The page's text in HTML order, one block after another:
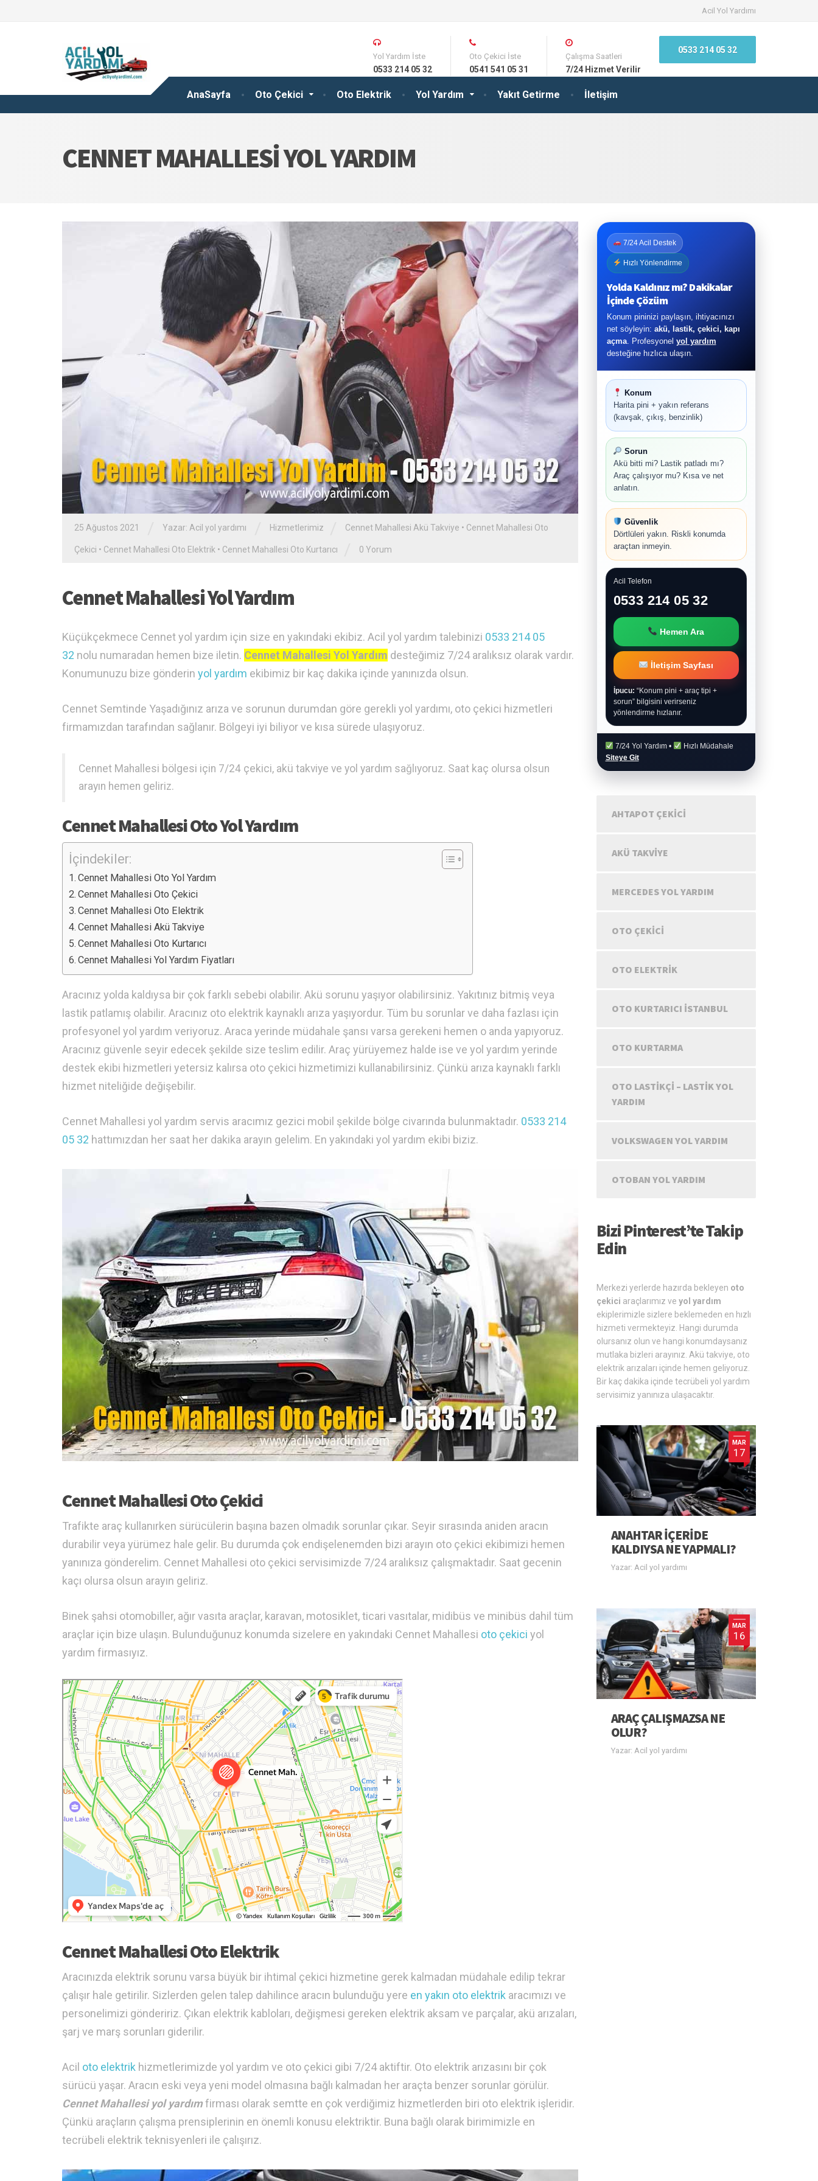
Acil Yol Yardımı
AnaSayfa Oto Çekici Oto Elektrik Yol Yardım Yakıt Getirme İletişim
Yol Yardım İste
0533 214 05 32
Oto Çekici İste
0541 541 05 31
Çalışma Saatleri
7/24 Hizmet Verilir
0533 214 05 32
CENNET MAHALLESI YOL YARDIM
25 Ağustos 2021 Yazar: Acil yol yardımı Hizmetlerimiz Cennet Mahallesi Akü Takviye • Cennet Mahallesi Oto
Çekici • Cennet Mahallesi Oto Elektrik • Cennet Mahallesi Oto Kurtarıcı 0 Yorum
Cennet Mahallesi Yol Yardım
Küçükçekmece Cennet yol yardım için size en yakındaki ekibiz. Acil yol yardım talebinizi 0533 214 05
32 nolu numaradan hemen bize iletin. Cennet Mahallesi Yol Yardım desteğimiz 7/24 aralıksız olarak vardır.
Konumunuzu bize gönderin yol yardım ekibimiz bir kaç dakika içinde yanınızda olsun.
Cennet Semtinde Yaşadığınız arıza ve sorunun durumdan göre gerekli yol yardımı, oto çekici hizmetleri
firmamızdan tarafından sağlanır. Bölgeyi iyi biliyor ve kısa sürede ulaşıyoruz.
Cennet Mahallesi bölgesi için 7/24 çekici, akü takviye ve yol yardım sağlıyoruz. Saat kaç olursa olsun
arayın hemen geliriz.
Cennet Mahallesi Oto Yol Yardım
İçindekiler:
Cennet Mahallesi Oto Yol Yardım
Cennet Mahallesi Oto Çekici
Cennet Mahallesi Oto Elektrik
Cennet Mahallesi Akü Takviye
Cennet Mahallesi Oto Kurtarıcı
Cennet Mahallesi Yol Yardım Fiyatları
Aracınız yolda kaldıysa bir çok farklı sebebi olabilir. Akü sorunu yaşıyor olabilirsiniz. Yakıtınız bitmiş veya
lastik patlamış olabilir. Aracınız oto elektrik kaynaklı arıza yaşıyordur. Tüm bu sorunlar ve daha fazlası için
profesyonel yol yardım veriyoruz. Araca yerinde müdahale şansı varsa gerekeni hemen o anda yapıyoruz.
Aracınız güvenle seyir edecek şekilde size teslim edilir. Araç yürüyemez halde ise ve yol yardım yerinde
destek ekibi hizmetleri yetersiz kalırsa oto çekici hizmetimizi kullanabilirsiniz. Çünkü arıza kaynaklı farklı
hizmet niteliğide değişebilir.
Cennet Mahallesi yol yardım servis aracımız gezici mobil şekilde bölge civarında bulunmaktadır. 0533 214
05 32 hattımızdan her saat her dakika arayın gelelim. En yakındaki yol yardım ekibi biziz.
Cennet Mahallesi Oto Çekici
Trafikte araç kullanırken sürücülerin başına bazen olmadık sorunlar çıkar. Seyir sırasında aniden aracın
durabilir veya yürümez hale gelir. Bu durumda çok endişelenemden bizi arayın oto çekici ekibimizi hemen
yanınıza gönderelim. Cennet Mahallesi oto çekici servisimizde 7/24 aralıksız çalışmaktadır. Saat gecenin
kaçı olursa olsun arayın geliriz.
Binek şahsi otomobiller, ağır vasıta araçlar, karavan, motosiklet, ticari vasıtalar, midibüs ve minibüs dahil tüm
araçlar için bize ulaşın. Bulunduğunuz konumda sizelere en yakındaki Cennet Mahallesi oto çekici yol
yardım firmasıyız.
İstanbul
Cennet Mah. — Yandex.Haritalar
Cennet Mahallesi Oto Elektrik
Aracınızda elektrik sorunu varsa büyük bir ihtimal çekici hizmetine gerek kalmadan müdahale edilip tekrar
çalışır hale getirilir. Sizlerden gelen talep dahilince aracın bulunduğu yere en yakın oto elektrik aracımızı ve
personelimizi göndeririz. Çıkan elektrik kabloları, değişmesi gereken elektrik aksam ve parçalar, akü arızaları,
şarj ve marş sorunları giderilir.
Acil oto elektrik hizmetlerimizde yol yardım ve oto çekici gibi 7/24 aktiftir. Oto elektrik arızasını bir çok
sürücü yaşar. Aracın eski veya yeni model olmasına bağlı kalmadan her araçta benzer sorunlar görülür.
Cennet Mahallesi yol yardımfirması olarak semtte en çok verdiğimiz hizmetlerden biri oto elektrik işleridir.
Çünkü araçların çalışma prensiplerinin en önemli konusu elektriktir. Buna bağlı olarak birimimizle en
tecrübeli elektrik teknisyenleri ile çalışırız.
7/24 Acil Destek
Hızlı Yönlendirme
Yolda Kaldınız mı? Dakikalar
İçinde Çözüm
Konum pininizi paylaşın, ihtiyacınızı
net söyleyin: akü, lastik, çekici, kapı
açma. Profesyonel yol yardım
desteğine hızlıca ulaşın.
Konum
Harita pini + yakın referans
(kavşak, çıkış, benzinlik)
Sorun
Akü bitti mi? Lastik patladı mı?
Araç çalışıyor mu? Kısa ve net
anlatın.
Güvenlik
Dörtlüleri yakın. Riskli konumda
araçtan inmeyin.
Acil Telefon
0533 214 05 32
Hemen Ara
İletişim Sayfası
İpucu: “Konum pini + araç tipi +
sorun” bilgisini verirseniz
yönlendirme hızlanır.
7/24 Yol Yardım •
Hızlı Müdahale
Siteye Git
AHTAPOT ÇEKICI
AKÜ TAKVIYE
MERCEDES YOL YARDIM
OTO ÇEKICI
OTO ELEKTRIK
OTO KURTARICI İSTANBUL
OTO KURTARMA
OTO LASTIKÇI – LASTIK YOL
YARDIM
VOLKSWAGEN YOL YARDIM
OTOBAN YOL YARDIM
Bizi Pinterest’te Takip
Edin
Merkezi yerlerde hazırda bekleyen oto
çekici araçlarımız ve yol yardım
ekiplerimizle sizlere beklemeden en hızlı
hizmeti vermekteyiz. Hangi durumda
olursanız olun ve hangi konumdaysanız
mutlaka bizleri arayınız. Akü takviye, oto
elektrik arızaları içinde hemen geliyoruz.
Bir kaç dakika içinde tecrübeli yol yardım
servisimiz yanınıza ulaşacaktır.
MAR
17
ANAHTAR IÇERIDE
KALDIYSA NE YAPMALI?
Yazar: Acil yol yardımı
MAR
16
ARAÇ ÇALIŞMAZSA NE
OLUR?
Yazar: Acil yol yardımı